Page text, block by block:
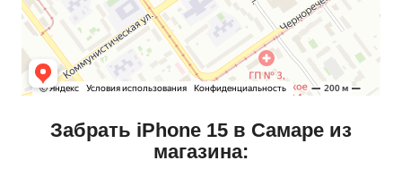
Забрать iPhone 15 в Самаре из
магазина: